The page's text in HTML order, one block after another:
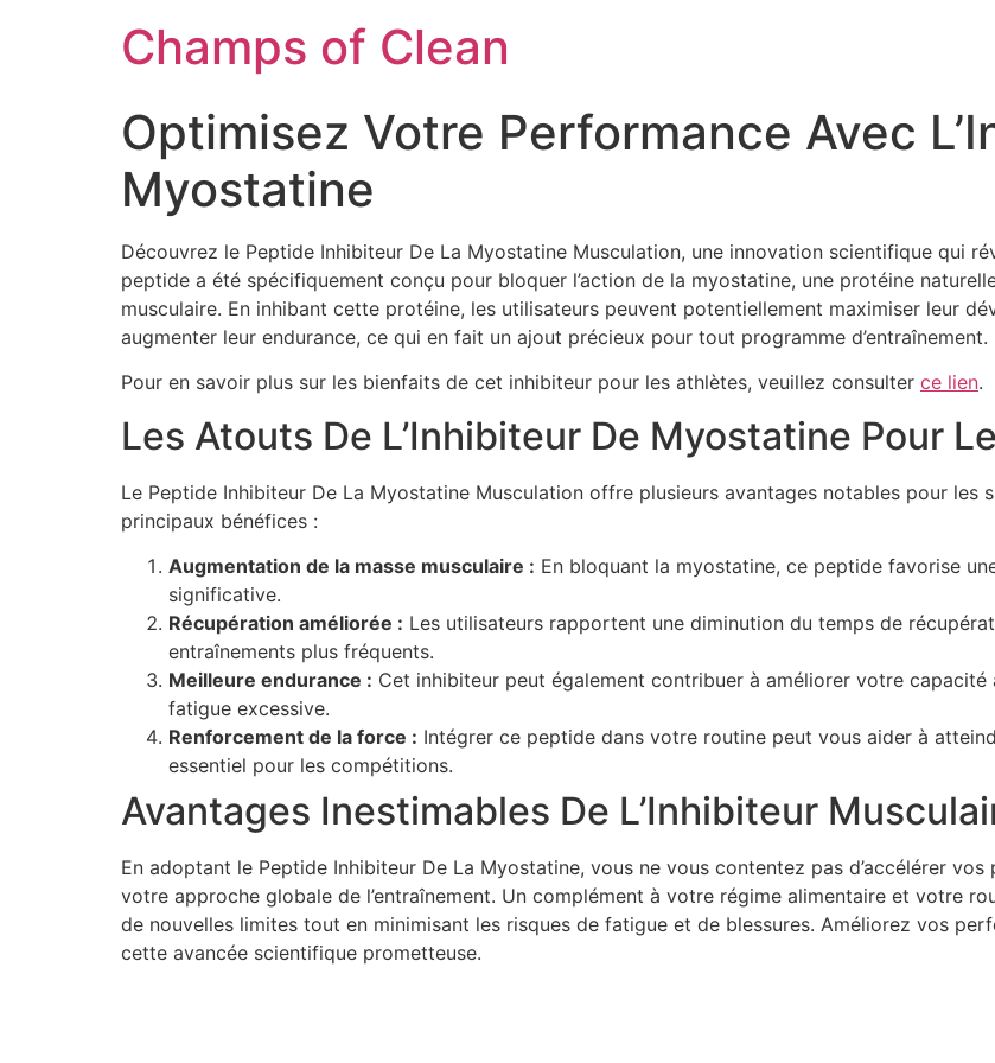
Champs of Clean
Optimisez Votre Performance Avec
Myostatine
Découvrez le Peptide Inhibiteur De La Myostatine Musculation, une innovation scientifique qui
peptide a été spécifiquement conçu pour bloquer l’action de la myostatine, une protéine
musculaire. En inhibant cette protéine, les utilisateurs peuvent potentiellement maximiser leur
augmenter leur endurance, ce qui en fait un ajout précieux pour tout programme d’entraînement.
Pour en savoir plus sur les bienfaits de cet inhibiteur pour les athlètes, veuillez consulter ce lien.
Les Atouts De L’Inhibiteur De Myostatine Pour
Le Peptide Inhibiteur De La Myostatine Musculation offre plusieurs avantages notables pour
principaux bénéfices :
Augmentation de la masse musculaire : En bloquant la myostatine, ce peptide favorise
significative.
Récupération améliorée : Les utilisateurs rapportent une diminution du temps de
entraînements plus fréquents.
Meilleure endurance : Cet inhibiteur peut également contribuer à améliorer votre
fatigue excessive.
Renforcement de la force : Intégrer ce peptide dans votre routine peut vous aider à
essentiel pour les compétitions.
Avantages Inestimables De L’Inhibiteur
En adoptant le Peptide Inhibiteur De La Myostatine, vous ne vous contentez pas d’accélérer
votre approche globale de l’entraînement. Un complément à votre régime alimentaire et votre
de nouvelles limites tout en minimisant les risques de fatigue et de blessures. Améliorez vos
cette avancée scientifique prometteuse.